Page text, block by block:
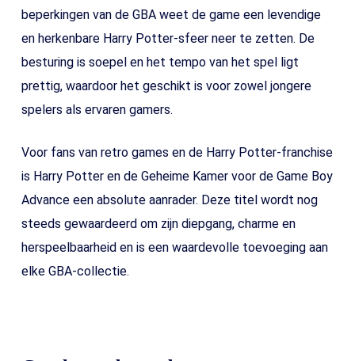
beperkingen van de GBA weet de game een levendige
en herkenbare Harry Potter-sfeer neer te zetten. De
besturing is soepel en het tempo van het spel ligt
prettig, waardoor het geschikt is voor zowel jongere
spelers als ervaren gamers.
Voor fans van retro games en de Harry Potter-franchise
is Harry Potter en de Geheime Kamer voor de Game Boy
Advance een absolute aanrader. Deze titel wordt nog
steeds gewaardeerd om zijn diepgang, charme en
herspeelbaarheid en is een waardevolle toevoeging aan
elke GBA-collectie.